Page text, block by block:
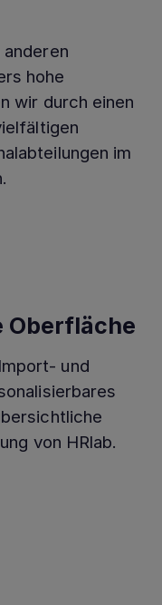
hohe
wir durch einen
im
Oberfläche
und
von HRlab.